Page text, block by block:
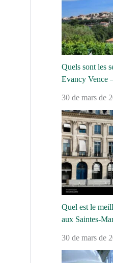
Quels sont les
Evancy Vence
30 de mars de
Quel est le
aux Saintes-
30 de mars de